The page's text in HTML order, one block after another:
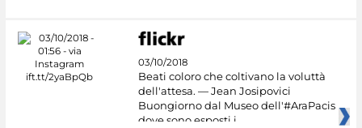
03/10/2018
Beati coloro che coltivano la voluttà
dell'attesa. — Jean Josipovici
Buongiorno dal Museo dell'#AraPacis
dove sono esposti i